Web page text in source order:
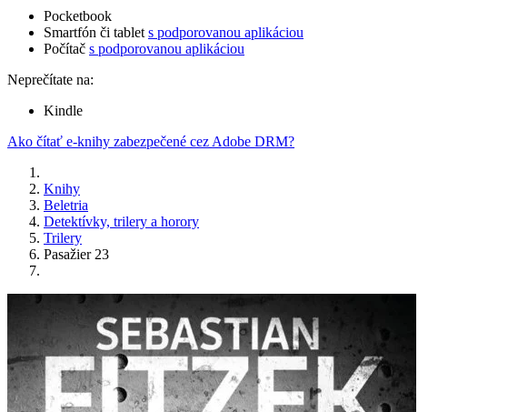
Pocketbook
Smartfón či tablet s podporovanou aplikáciou
Počítač s podporovanou aplikáciou
Neprečítate na:
Kindle
Ako čítať e-knihy zabezpečené cez Adobe DRM?
Knihy
Beletria
Detektívky, trilery a horory
Trilery
Pasažier 23